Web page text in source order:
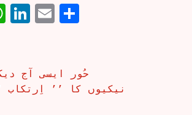
WhatsApp
LinkedIn
EmailShare
حُور ایسی آج
نیکیوں کا ’’ اِرتکاب